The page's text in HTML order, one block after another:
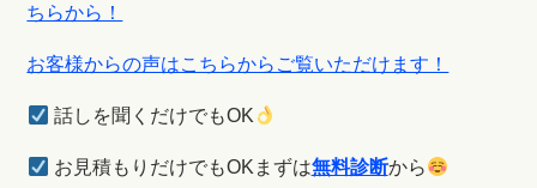
ちらから！
お客様からの声はこちらからご覧いただけます！
話しを聞くだけでもOK
お見積もりだけでもOKまずは無料診断から